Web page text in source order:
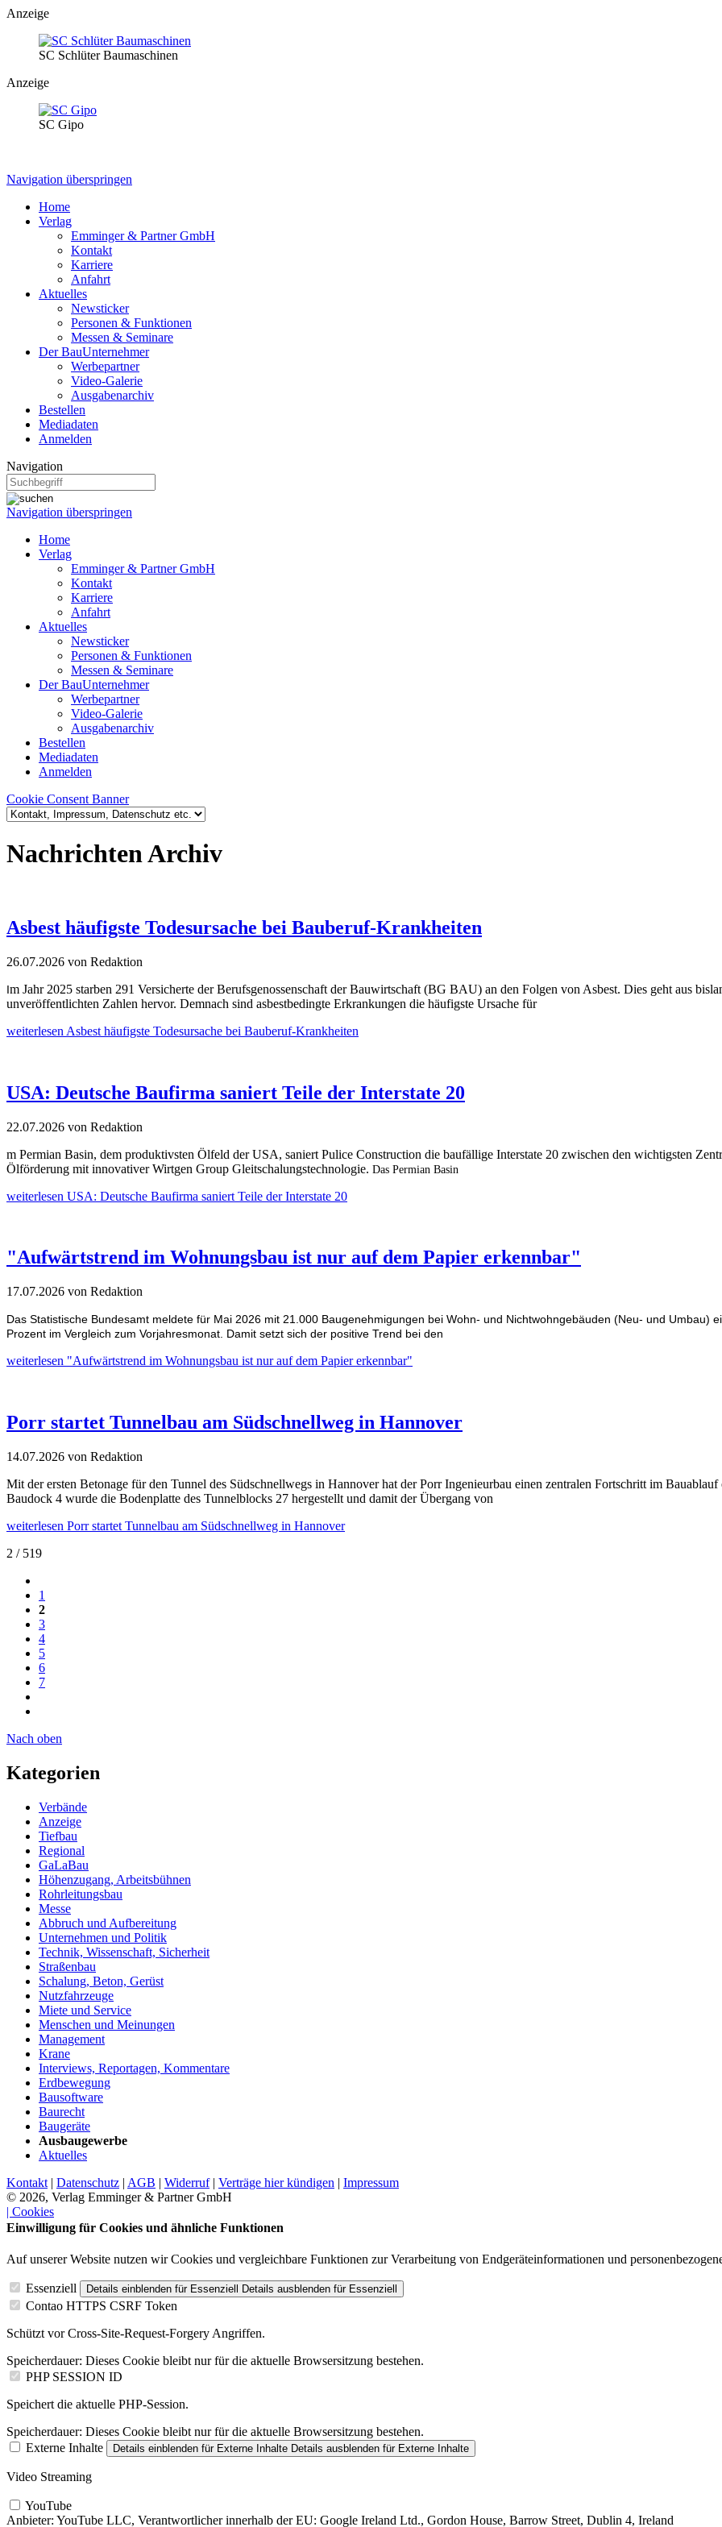
Anzeige
SC Schlüter Baumaschinen
Anzeige
SC Gipo
Navigation überspringen
Home
Verlag
Emminger & Partner GmbH
Kontakt
Karriere
Anfahrt
Aktuelles
Newsticker
Personen & Funktionen
Messen & Seminare
Der BauUnternehmer
Werbepartner
Video-Galerie
Ausgabenarchiv
Bestellen
Mediadaten
Anmelden
Navigation
Navigation überspringen
Home
Verlag
Emminger & Partner GmbH
Kontakt
Karriere
Anfahrt
Aktuelles
Newsticker
Personen & Funktionen
Messen & Seminare
Der BauUnternehmer
Werbepartner
Video-Galerie
Ausgabenarchiv
Bestellen
Mediadaten
Anmelden
Cookie Consent Banner
Nachrichten Archiv
Asbest häufigste Todesursache bei Bauberuf-Krankheiten
26.07.2026 von Redaktion
Im Jahr 2025 starben 291 Versicherte der Berufsgenossenschaft der Bauwirtschaft (BG BAU) an den Folgen von Asbest. Dies geht aus
unveröffentlichten Zahlen hervor. Demnach sind asbestbedingte Erkrankungen die häufigste Ursache für
weiterlesen Asbest häufigste Todesursache bei Bauberuf-Krankheiten
USA: Deutsche Baufirma saniert Teile der Interstate 20
22.07.2026 von Redaktion
m Permian Basin, dem produktivsten Ölfeld der USA, saniert Pulice Construction die baufällige Interstate 20 zwischen den wichtigsten
Ölförderung mit innovativer Wirtgen Group Gleitschalungstechnologie. Das Permian Basin
weiterlesen USA: Deutsche Baufirma saniert Teile der Interstate 20
"Aufwärtstrend im Wohnungsbau ist nur auf dem Papier erkennbar"
17.07.2026 von Redaktion
Das Statistische Bundesamt meldete für Mai 2026 mit 21.000 Baugenehmigungen bei Wohn- und Nichtwohngebäuden (Neu- und Umbau)
Prozent im Vergleich zum Vorjahresmonat. Damit setzt sich der positive Trend bei den
weiterlesen "Aufwärtstrend im Wohnungsbau ist nur auf dem Papier erkennbar"
Porr startet Tunnelbau am Südschnellweg in Hannover
14.07.2026 von Redaktion
Mit der ersten Betonage für den Tunnel des Südschnellwegs in Hannover hat der Porr Ingenieurbau einen zentralen Fortschritt im Bauablauf
Baudock 4 wurde die Bodenplatte des Tunnelblocks 27 hergestellt und damit der Übergang von
weiterlesen Porr startet Tunnelbau am Südschnellweg in Hannover
2 / 519
1
2
3
4
5
6
7
Nach oben
Kategorien
Verbände
Anzeige
Tiefbau
Regional
GaLaBau
Höhenzugang, Arbeitsbühnen
Rohrleitungsbau
Messe
Abbruch und Aufbereitung
Unternehmen und Politik
Technik, Wissenschaft, Sicherheit
Straßenbau
Schalung, Beton, Gerüst
Nutzfahrzeuge
Miete und Service
Menschen und Meinungen
Management
Krane
Interviews, Reportagen, Kommentare
Erdbewegung
Bausoftware
Baurecht
Baugeräte
Ausbaugewerbe
Aktuelles
Kontakt | Datenschutz | AGB | Widerruf| Verträge hier kündigen | Impressum
© 2026, Verlag Emminger & Partner GmbH
| Cookies
Einwilligung für Cookies und ähnliche Funktionen
Auf unserer Website nutzen wir Cookies und vergleichbare Funktionen zur Verarbeitung von Endgeräteinformationen und
Essenziell Details einblenden für Essenziell Details ausblenden für Essenziell
Contao HTTPS CSRF Token
Schützt vor Cross-Site-Request-Forgery Angriffen.
Speicherdauer: Dieses Cookie bleibt nur für die aktuelle Browsersitzung bestehen.
PHP SESSION ID
Speichert die aktuelle PHP-Session.
Speicherdauer: Dieses Cookie bleibt nur für die aktuelle Browsersitzung bestehen.
Externe Inhalte
Details einblenden für Externe Inhalte Details ausblenden für Externe Inhalte
Video Streaming
YouTube
Anbieter: YouTube LLC, Verantwortlicher innerhalb der EU: Google Ireland Ltd., Gordon House, Barrow Street, Dublin 4, Ireland